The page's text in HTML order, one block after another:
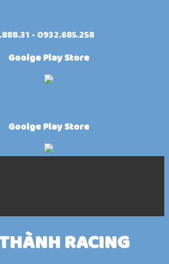
- 0932.685.258
Goolge Play Store
Goolge Play Store
RACING